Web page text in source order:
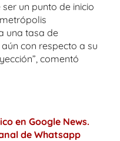
un punto de inicio
una tasa de
con respecto a su
comentó
en Google News.
de Whatsapp